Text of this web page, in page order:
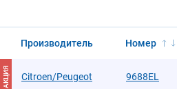
Производитель Номер
АКЦИЯ Citroen/Peugeot 9688EL